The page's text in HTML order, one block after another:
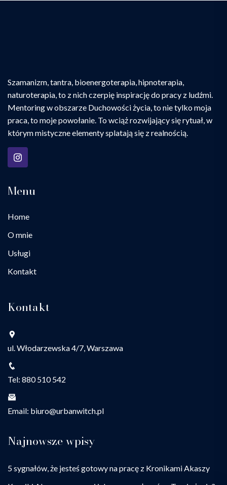
Szamanizm, tantra, bioenergoterapia, hipnoterapia,
naturoterapia, to z nich czerpię inspirację do pracy z ludźmi.
Mentoring w obszarze Duchowości życia, to nie tylko moja
praca, to moje powołanie. To wciąż rozwijający się rytuał, w
którym mistyczne elementy splatają się z realnością.
Menu
Home
O mnie
Usługi
Kontakt
Kontakt
ul. Włodarzewska 4/7, Warszawa
Tel: 880 510 542
Email: biuro@urbanwitch.pl
Najnowsze wpisy
5 sygnałów, że jesteś gotowy na pracę z Kronikami Akaszy